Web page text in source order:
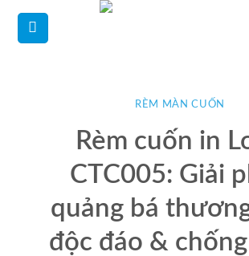
Bỏ
qua
RÈM MÀN CUỐN
Rèm cuốn in
CTC005: Giải
quảng bá
độc đáo &